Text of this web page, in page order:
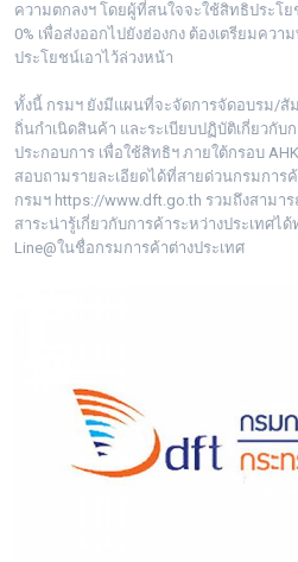
ความตกลงฯ โดยผู้ที่สนใจจะใช้สิทธิประโย
0% เพื่อส่งออกไปยังฮ่องกง ต้องเตรียมคว
ประโยชน์เอาไว้ล่วงหน้า
ทั้งนี้ กรมฯ ยังมีแผนที่จะจัดการจัดอบรม/สั
ถิ่นกำเนิดสินค้า และระเบียบปฏิบัติเกี่ยวกับ
ประกอบการ เพื่อใช้สิทธิฯ ภายใต้กรอบ
สอบถามรายละเอียดได้ที่สายด่วนกรมการค้
กรมฯ https://www.dft.go.th รวมถึงสามา
สาระน่ารู้เกี่ยวกับการค้าระหว่างประเทศได้
Line@ในชื่อกรมการค้าต่างประเทศ